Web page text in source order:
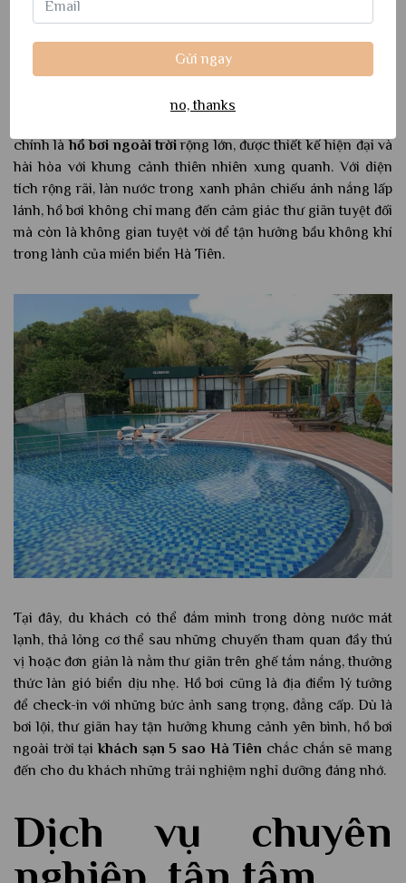
Gửi ngay
no, thanks
tuyệt đẹp
Một trong những điểm nhấn đặc biệt giúp
chính làhồ bơi ngoài trờirộng lớn, được thiết kế hiện đại và
hài hòa với khung cảnh thiên nhiên xung quanh. Với diện
tích rộng rãi, làn nước trong xanh phản chiếu ánh nắng lấp
lánh, hồ bơi không chỉ mang đến cảm giác thư giãn tuyệt đối
mà còn là không gian tuyệt vời để tận hưởng bầu không khí
trong lành của miền biển Hà Tiên.
Tại đây, du khách có thể đắm mình trong dòng nước mát
lạnh, thả lỏng cơ thể sau những chuyến tham quan đầy thú
vị hoặc đơn giản là nằm thư giãn trên ghế tắm nắng, thưởng
thức làn gió biển dịu nhẹ. Hồ bơi cũng là địa điểm lý tưởng
để check-in với những bức ảnh sang trọng, đẳng cấp. Dù là
bơi lội, thư giãn hay tận hưởng khung cảnh yên bình, hồ bơi
ngoài trời tạikhách sạn 5 sao Hà Tiên chắc chắn sẽ mang
đến cho du khách những trải nghiệm nghỉ dưỡng đáng nhớ.
Dịch vụ chuyên